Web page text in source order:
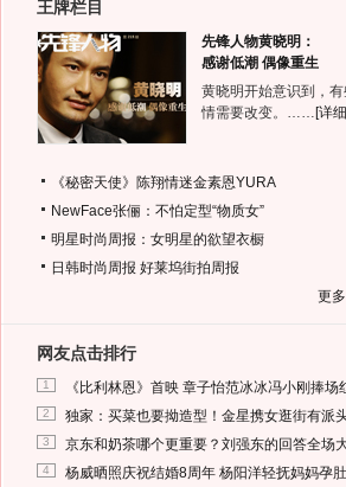
王牌栏目
先锋人物黄晓明：
感谢低潮 偶像重生
黄晓明开始意识到，
情需要改变。…… [详
《秘密天使》陈翔情迷金素恩YURA
NewFace张俪：不怕定型“物质女”
明星时尚周报：女明星的欲望衣橱
日韩时尚周报 好莱坞街拍周报
更
网友点击排行
1 《比利林恩》首映 章子怡范冰冰冯小刚捧场
2 独家：买菜也要拗造型！金星携女逛街有派
3 京东和奶茶哪个更重要？刘强东的回答全场
4 杨威晒照庆祝结婚8周年 杨阳洋轻抚妈妈孕肚